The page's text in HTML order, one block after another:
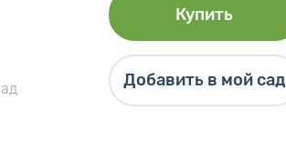
Купить
Добавить в мой сад